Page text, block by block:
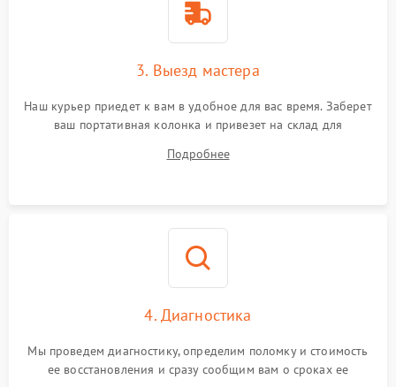
3. Выезд мастера
Наш курьер приедет к вам в удобное для вас время. Заберет
ваш портативная колонка и привезет на склад для
Подробнее
4. Диагностика
Мы проведем диагностику, определим поломку и стоимость
ее восстановления и сразу сообщим вам о сроках ее